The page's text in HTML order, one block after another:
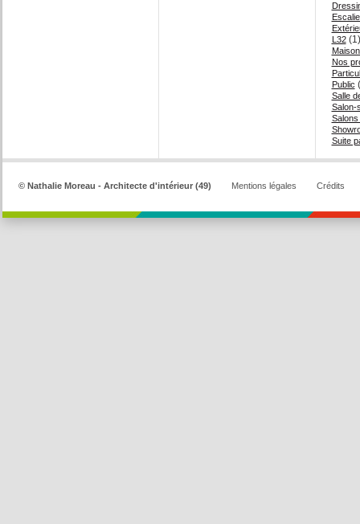
L32(1)
Nos
Public
Salle
Salon-
Suite
© Nathalie Moreau - Architecte d'intérieur (49) Mentions légales Crédits